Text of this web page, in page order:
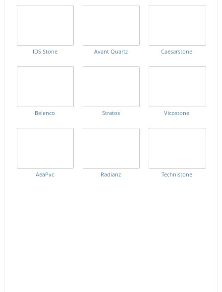
IDS Stone Avant Quartz Caesarstone
Belenco Stratos Vicostone
АваРус Radianz Technistone